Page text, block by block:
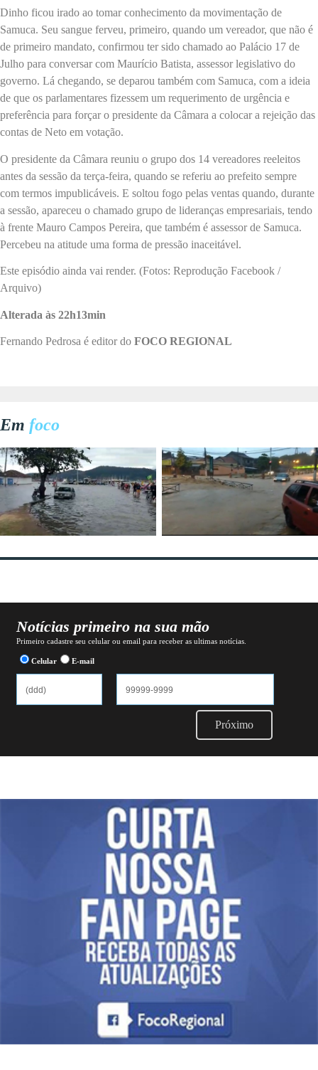
Dinho ficou irado ao tomar conhecimento da movimentação de
Samuca. Seu sangue ferveu, primeiro, quando um vereador, que não é
de primeiro mandato, confirmou ter sido chamado ao Palácio 17 de
Julho para conversar com Maurício Batista, assessor legislativo do
governo. Lá chegando, se deparou também com Samuca, com a ideia
de que os parlamentares fizessem um requerimento de urgência e
preferência para forçar o presidente da Câmara a colocar a rejeição das
contas de Neto em votação.
O presidente da Câmara reuniu o grupo dos 14 vereadores reeleitos
antes da sessão da terça-feira, quando se referiu ao prefeito sempre
com termos impublicáveis. E soltou fogo pelas ventas quando, durante
a sessão, apareceu o chamado grupo de lideranças empresariais, tendo
à frente Mauro Campos Pereira, que também é assessor de Samuca.
Percebeu na atitude uma forma de pressão inaceitável.
Este episódio ainda vai render. (Fotos: Reprodução Facebook /
Arquivo)
Alterada às 22h13min
Fernando Pedrosa é editor do FOCO REGIONAL
Em foco
Notícias primeiro na sua mão
Primeiro cadastre seu celular ou email para receber as ultimas notícias.
Celular E-mail
Próximo